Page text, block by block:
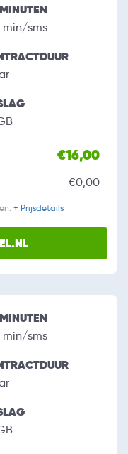
min/sms
€16,00
€0,00
+ Prijsdetails
min/sms